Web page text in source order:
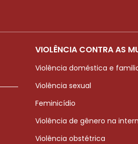
VIOLÊNCIA CONTRA AS
Violência doméstica e
Violência sexual
Feminicídio
Violência de gênero na
Violência obstétrica